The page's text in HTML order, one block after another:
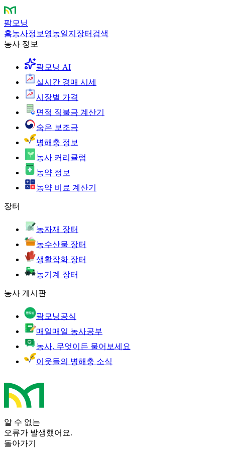
팜모닝
홈농사정보 영농일지 장터 검색
농사 정보
팜모닝 AI
실시간 경매 시세
시장별 가격
면적 직불금 계산기
숨은 보조금
병해충 정보
농사 커리큘럼
농약 정보
농약 비료 계산기
장터
농자재 장터
농수산물 장터
생활잡화 장터
농기계 장터
농사 게시판
팜모닝공식
매일매일 농사공부
농사, 무엇이든 물어보세요
이웃들의 병해충 소식
알 수 없는
오류가 발생했어요.
돌아가기